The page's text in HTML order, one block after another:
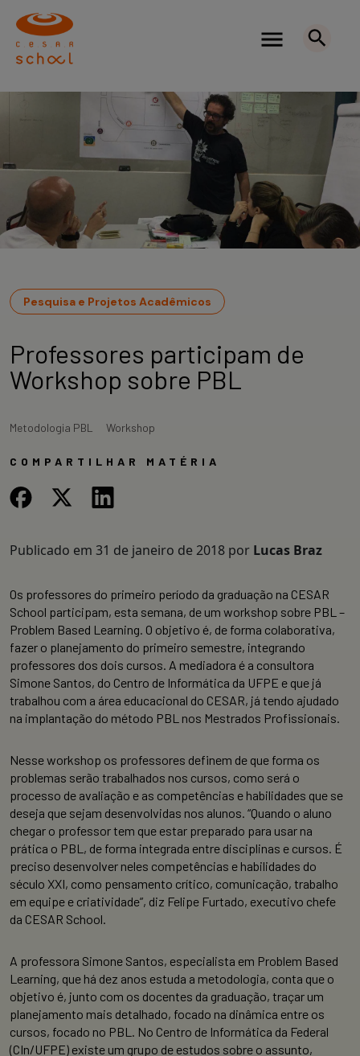
Pesquisa e Projetos Acadêmicos
Professores participam de
Workshop sobre PBL
Metodologia PBL Workshop
COMPARTILHAR MATÉRIA
Publicado em 31 de janeiro de 2018 por Lucas Braz
Os professores do primeiro período da graduação na CESAR
School participam, esta semana, de um workshop sobre PBL –
Problem Based Learning. O objetivo é, de forma colaborativa,
fazer o planejamento do primeiro semestre, integrando
professores dos dois cursos. A mediadora é a consultora
Simone Santos, do Centro de Informática da UFPE e que já
trabalhou com a área educacional do CESAR, já tendo ajudado
na implantação do método PBL nos Mestrados Profissionais.
Nesse workshop os professores definem de que forma os
problemas serão trabalhados nos cursos, como será o
processo de avaliação e as competências e habilidades que se
deseja que sejam desenvolvidas nos alunos. “Quando o aluno
chegar o professor tem que estar preparado para usar na
prática o PBL, de forma integrada entre disciplinas e cursos. É
preciso desenvolver neles competências e habilidades do
século XXI, como pensamento crítico, comunicação, trabalho
em equipe e criatividade”, diz Felipe Furtado, executivo chefe
da CESAR School.
A professora Simone Santos, especialista em Problem Based
Learning, que há dez anos estuda a metodologia, conta que o
objetivo é, junto com os docentes da graduação, traçar um
planejamento mais detalhado, focado na dinâmica entre os
cursos, focado no PBL. No Centro de Informática da Federal
(CIn/UFPE) existe um grupo de estudos sobre o assunto,